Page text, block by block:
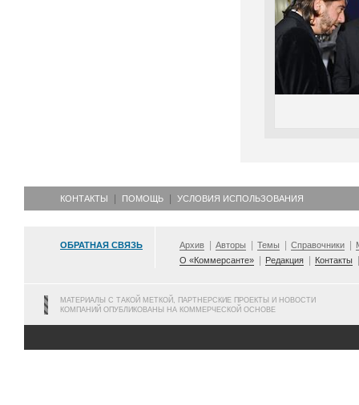
КОНТАКТЫ ПОМОЩЬ УСЛОВИЯ ИСПОЛЬЗОВАНИЯ
ОБРАТНАЯ СВЯЗЬ Архив Авторы Темы Справочники
О «Коммерсанте»
Редакция Контакты
МАТЕРИАЛЫ С ТАКОЙ МЕТКОЙ, ПАРТНЕРСКИЕ ПРОЕКТЫ И НОВОСТИ
КОМПАНИЙ ОПУБЛИКОВАНЫ НА КОММЕРЧЕСКОЙ ОСНОВЕ